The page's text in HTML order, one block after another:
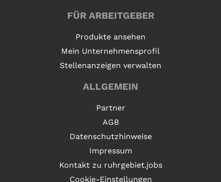
FÜR ARBEITGEBER
Produkte ansehen
Mein Unternehmensprofil
Stellenanzeigen verwalten
ALLGEMEIN
Partner
AGB
Datenschutzhinweise
Impressum
Kontakt zu ruhrgebiet.jobs
Cookie-Einstellungen